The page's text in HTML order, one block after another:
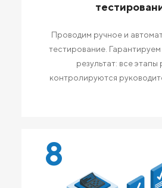
Проводим ручное и
тестирование.
результат: все
контролируются
8